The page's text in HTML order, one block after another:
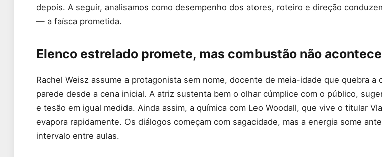
depois. A seguir, analisamos como desempenho dos atores, roteiro e direção
— a faísca prometida.
Elenco estrelado promete, mas combustão não acontece
Rachel Weisz assume a protagonista sem nome, docente de meia-idade que quebra a
parede desde a cena inicial. A atriz sustenta bem o olhar cúmplice com o público,
e tesão em igual medida. Ainda assim, a química com Leo Woodall, que vive o titular
evapora rapidamente. Os diálogos começam com sagacidade, mas a energia some
intervalo entre aulas.